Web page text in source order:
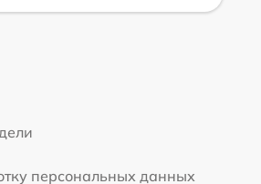
персональных данных